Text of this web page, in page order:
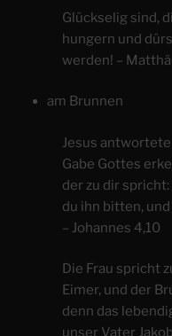
Glückselig sind,
hungern und
werden! –
am Brunnen
Jesus
Gabe Gottes
der zu dir
du ihn bitten,
– Johannes 4,10
Die Frau spricht
Eimer, und der
denn das